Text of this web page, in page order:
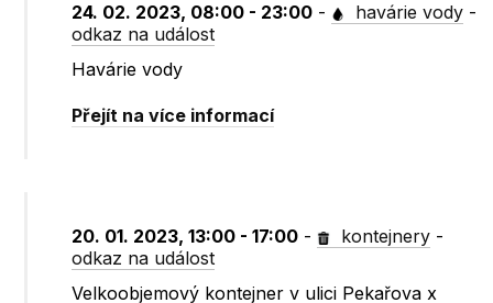
24. 02. 2023, 08:00 - 23:00 - havárie vody -
odkaz na událost
Havárie vody
Přejít na více informací
20. 01. 2023, 13:00 - 17:00 - kontejnery -
odkaz na událost
Velkoobjemový kontejner v ulici Pekařova x